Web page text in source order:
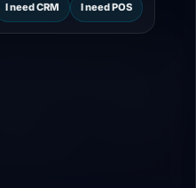
I need POS
I need CRM